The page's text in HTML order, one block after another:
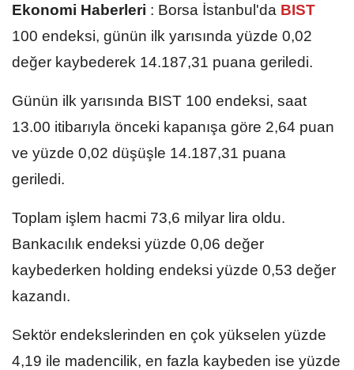
Ekonomi Haberleri : Borsa İstanbul'da BIST
100 endeksi, günün ilk yarısında yüzde 0,02
değer kaybederek 14.187,31 puana geriledi.
Günün ilk yarısında BIST 100 endeksi, saat
13.00 itibarıyla önceki kapanışa göre 2,64 puan
ve yüzde 0,02 düşüşle 14.187,31 puana
geriledi.
Toplam işlem hacmi 73,6 milyar lira oldu.
Bankacılık endeksi yüzde 0,06 değer
kaybederken holding endeksi yüzde 0,53 değer
kazandı.
Sektör endekslerinden en çok yükselen yüzde
4,19 ile madencilik, en fazla kaybeden ise yüzde